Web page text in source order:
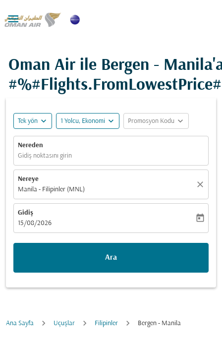

Oman Air ile Bergen -
Tek yön expand_more 1 Yolcu, Ekonomi expand_more Promosyon Kodu expand_more
Nereden
Gidiş noktasını girin
Nereye
Manila - Filipinler (MNL)
close
Gidiş
fc-booking-departure-date-aria-label
15/08/2026
today
Ara
Ana Sayfa Uçuşlar Filipinler Bergen - Manila